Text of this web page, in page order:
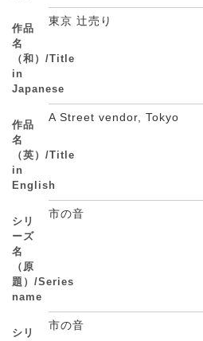
作品
名
（和）/Title
in
Japanese
東京 辻売り
作品
名
（英）/Title
in
English
A Street vendor, Tokyo
シリ
ーズ
名
（原
題）/Series
name
市の音
シリ
市の音